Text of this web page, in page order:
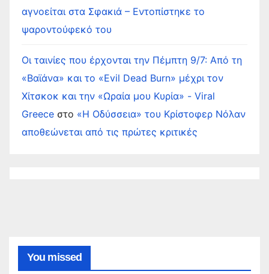
αγνοείται στα Σφακιά – Εντοπίστηκε το
ψαροντούφεκό του
Οι ταινίες που έρχονται την Πέμπτη 9/7: Από τη
«Βαϊάνα» και το «Evil Dead Burn» μέχρι τον
Χίτσκοκ και την «Ωραία μου Κυρία» - Viral
Greece στο «Η Οδύσσεια» του Κρίστοφερ Νόλαν
αποθεώνεται από τις πρώτες κριτικές
You missed